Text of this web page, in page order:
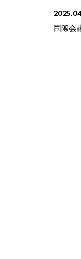
国際会